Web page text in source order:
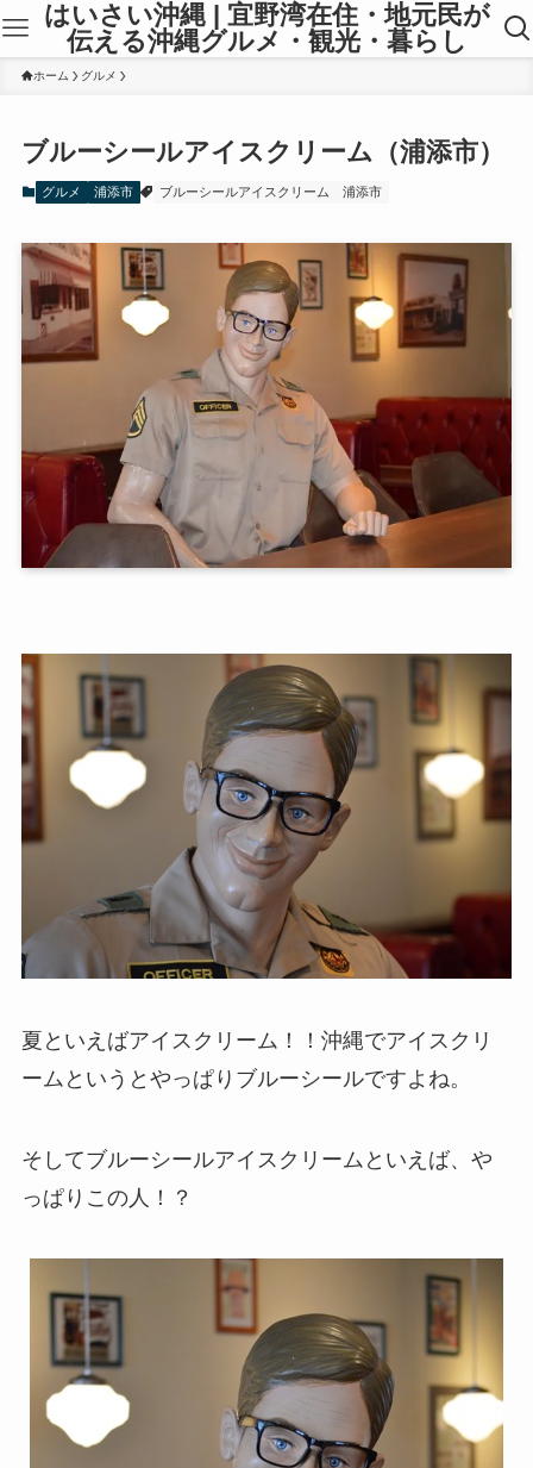
はいさい沖縄 | 宜野湾在住・地元民が
伝える沖縄グルメ・観光・暮らし
ホーム グルメ
ブルーシールアイスクリーム（浦添市）
グルメ 浦添市 ブルーシールアイスクリーム 浦添市
夏といえばアイスクリーム！！沖縄でアイスクリ
ームというとやっぱりブルーシールですよね。
そしてブルーシールアイスクリームといえば、や
っぱりこの人！？